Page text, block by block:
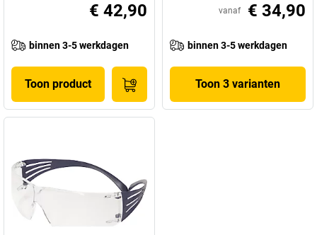
€ 42,90
binnen 3-5 werkdagen
Toon product
vanaf € 34,90
binnen 3-5 werkdagen
Toon 3 varianten